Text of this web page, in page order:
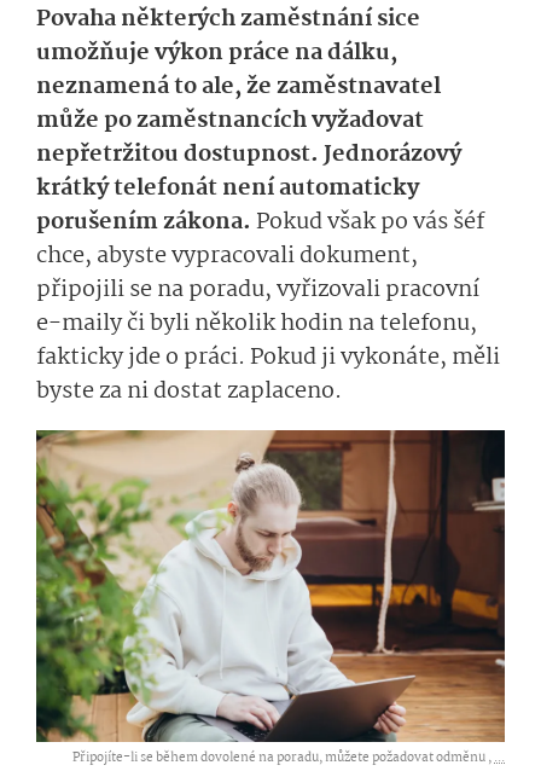
Povaha některých zaměstnání sice
umožňuje výkon práce na dálku,
neznamená to ale, že zaměstnavatel
může po zaměstnancích vyžadovat
nepřetržitou dostupnost. Jednorázový
krátký telefonát není automaticky
porušením zákona. Pokud však po vás šéf
chce, abyste vypracovali dokument,
připojili se na poradu, vyřizovali pracovní
e-maily či byli několik hodin na telefonu,
fakticky jde o práci. Pokud ji vykonáte, měli
byste za ni dostat zaplaceno.
Připojíte-li se během dovolené na poradu, můžete požadovat odměnu ,...